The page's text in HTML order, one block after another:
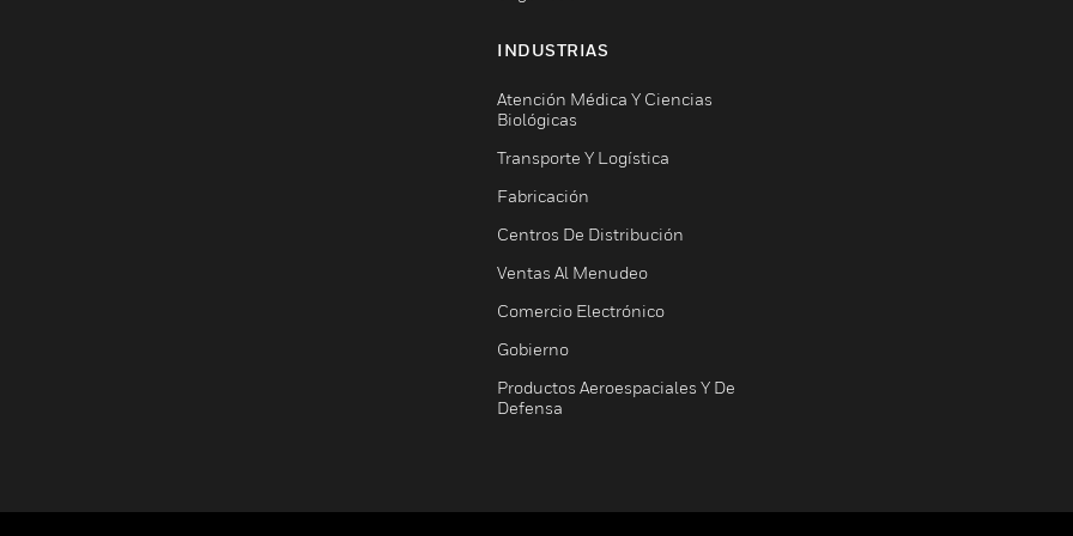
INDUSTRIAS
Atención Médica Y Ciencias
Biológicas
Transporte Y Logística
Fabricación
Centros De Distribución
Ventas Al Menudeo
Comercio Electrónico
Gobierno
Productos Aeroespaciales Y De
Defensa